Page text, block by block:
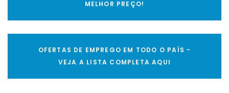
MELHOR PREÇO!
OFERTAS DE EMPREGO EM TODO O PAÍS -
VEJA A LISTA COMPLETA AQUI